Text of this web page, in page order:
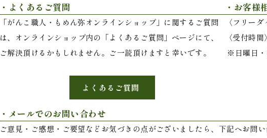
・よくあるご質問
「がんこ職人・もめん弥オンラインショップ」に関するご質問
は、 オンラインショップ内の「よくあるご質問」ページにて、
ご解決頂けるかもしれません。ご一読頂けますと幸いです。
よくあるご質問
・お客様
〈フリー
〈受付時
※日曜日・
・メールでのお問い合わせ
ご意見・ご感想・ご要望などお気づきの点がございましたら、下記へお問い